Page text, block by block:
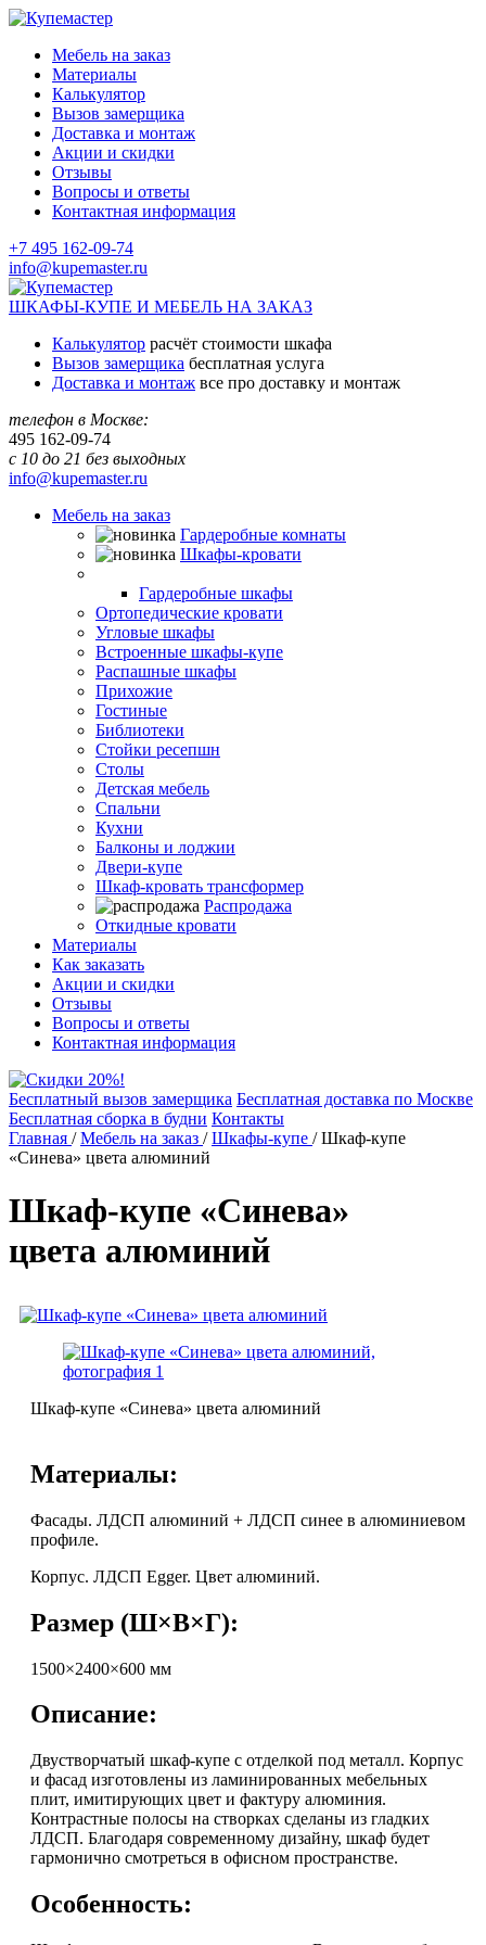
Мебель на заказ
Материалы
Калькулятор
Вызов замерщика
Доставка и монтаж
Акции и скидки
Отзывы
Вопросы и ответы
Контактная информация
+7 495 162-09-74
info@kupemaster.ru
ШКАФЫ-КУПЕ И МЕБЕЛЬ НА ЗАКАЗ
Калькулятор расчёт стоимости шкафа
Вызов замерщика бесплатная услуга
Доставка и монтаж все про доставку и монтаж
телефон в Москве:
495 162-09-74
с 10 до 21 без выходных
info@kupemaster.ru
Мебель на заказ
Гардеробные комнаты
Шкафы-кровати
Гардеробные шкафы
Ортопедические кровати
Угловые шкафы
Встроенные шкафы-купе
Распашные шкафы
Прихожие
Гостиные
Библиотеки
Стойки ресепшн
Столы
Детская мебель
Спальни
Кухни
Балконы и лоджии
Двери-купе
Шкаф-кровать трансформер
Распродажа
Откидные кровати
Материалы
Как заказать
Акции и скидки
Отзывы
Вопросы и ответы
Контактная информация
Бесплатный вызов замерщика Бесплатная доставка по Москве
Бесплатная сборка в будни Контакты
Главная /Мебель на заказ /Шкафы-купе /Шкаф-купе
«Синева» цвета алюминий
Шкаф-купе «Синева»
цвета алюминий
Шкаф-купе «Синева» цвета алюминий
Материалы:
Фасады. ЛДСП алюминий + ЛДСП синее в алюминиевом
профиле.
Корпус. ЛДСП Egger. Цвет алюминий.
Размер (Ш×В×Г):
1500×2400×600 мм
Описание:
Двустворчатый шкаф-купе с отделкой под металл. Корпус
и фасад изготовлены из ламинированных мебельных
плит, имитирующих цвет и фактуру алюминия.
Контрастные полосы на створках сделаны из гладких
ЛДСП. Благодаря современному дизайну, шкаф будет
гармонично смотреться в офисном пространстве.
Особенность: